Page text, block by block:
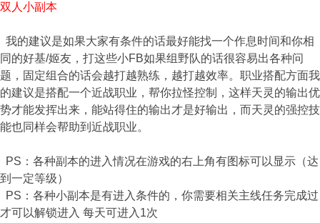
双人小副本
我的建议是如果大家有条件的话最好能找一个作息时间和你相
同的好基/姬友，打这些小FB如果组野队的话很容易出各种问
题，固定组合的话会越打越熟练，越打越效率。职业搭配方面我
的建议是搭配一个近战职业，帮你拉怪控制，这样天灵的输出优
势才能发挥出来，能站得住的输出才是好输出，而天灵的强控技
能也同样会帮助到近战职业。
PS：各种副本的进入情况在游戏的右上角有图标可以显示（达
到一定等级）
PS：各种小副本是有进入条件的，你需要相关主线任务完成过
才可以解锁进入 每天可进入1次